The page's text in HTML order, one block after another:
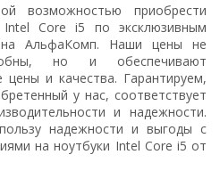
возможностью приобрести
Core i5 по эксклюзивным
АльфаКомп. Наши цены не
но и обеспечивают
и качества. Гарантируем,
у нас, соответствует
и надежности.
надежности и выгоды с
на ноутбуки Intel Core i5 от